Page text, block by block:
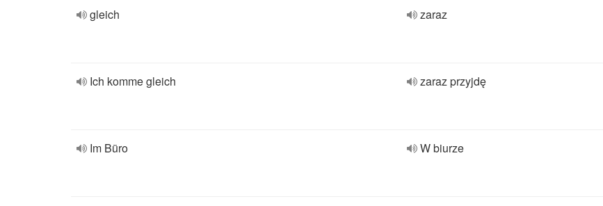
gleich zaraz
Ich komme gleich zaraz przyjdę
Im Büro W biurze